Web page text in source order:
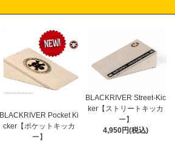
BLACKRIVER Pocket Ki
cker【ポケットキッカ
ー】
BLACKRIVER Street-Kic
ker【ストリートキッカ
ー】
4,950円(税込)